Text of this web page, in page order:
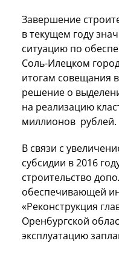
Завершение
в текущем году
ситуацию по
Соль-Илецком
итогам совещания
решение о
на реализацию
миллионов рублей.
В связи с
субсидии в 2016
строительство
обеспечивающей
«Реконструкция
Оренбургской
эксплуатацию